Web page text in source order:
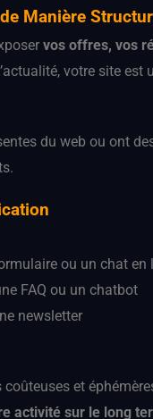
Manière
vos offres, vos
votre site est
du web ou ont
ou un chat en
FAQ ou un chatbot
newsletter
et
activité sur le long